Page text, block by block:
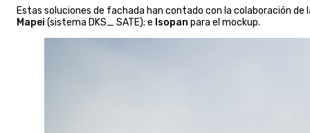
Estas soluciones de fachada han contado con la colaboración
Mapei (sistema DKS_ SATE); e Isopan para el mockup.